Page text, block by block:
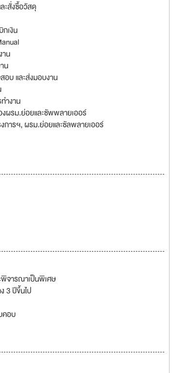
ะสั่งซื้อวัสดุ
กเงิน
าน
น
อบ และส่งมอบงาน
ำงาน
งผรม.ย่อยและซัพพลายเออร์
งการฯ, ผรม.ย่อยและซัลพลายเออร์
จารณาเป็นพิเศษ
3 ปีขึ้นไป
คอบ